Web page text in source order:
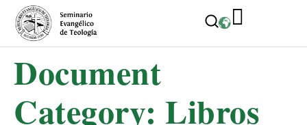
Document
Category: Libros